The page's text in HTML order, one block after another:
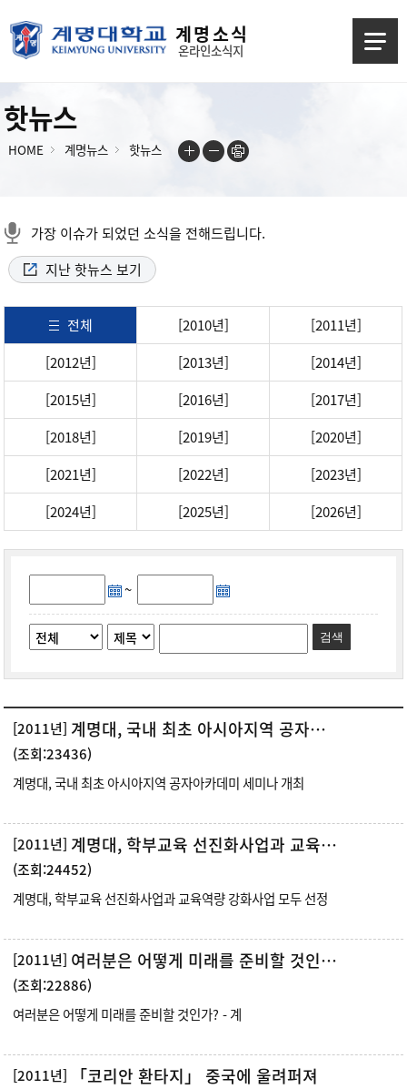
계 명 소 식
온라인소식지
핫뉴스
HOME 계명뉴스 핫뉴스
가장 이슈가 되었던 소식을 전해드립니다.
지난 핫뉴스 보기
전체 [2010년]
[2011년]
[2012년]
[2013년]
[2014년]
[2015년]
[2016년]
[2017년]
[2018년]
[2019년]
[2020년]
[2021년]
[2022년]
[2023년]
[2024년]
[2025년] [2026년]
~
검색
[2011년] 계명대, 국내 최초 아시아지역 공자아카데미 세미나 개최
(조회:23436)
계명대, 국내 최초 아시아지역 공자아카데미 세미나 개최
[2011년] 계명대, 학부교육 선진화사업과 교육역량 강화사업 모두 선정
(조회:24452)
계명대, 학부교육 선진화사업과 교육역량 강화사업 모두 선정
[2011년] 여러분은 어떻게 미래를 준비할 것인가?
(조회:22886)
여러분은 어떻게 미래를 준비할 것인가? - 계
[2011년] 「코리안 환타지」 중국에 울려퍼져